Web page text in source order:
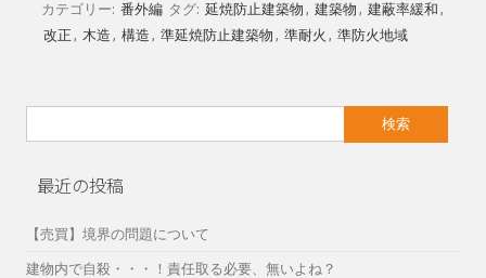
カテゴリー: 番外編 タグ: 延焼防止建築物 , 建築物 , 建蔽率緩和 ,
改正 , 木造 , 構造 , 準延焼防止建築物 , 準耐火 , 準防火地域
索:
最近の投稿
【売買】境界の問題について
建物内で自殺・・・！責任取る必要、無いよね？